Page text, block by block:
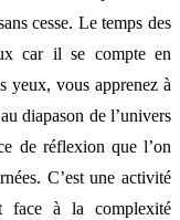
cesse. Le temps des
car il se compte en
yeux, vous apprenez à
diapason de l’univers
de réflexion que l’on
C’est une activité
face à la complexité